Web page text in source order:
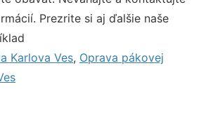
Prezrite si aj ďalšie naše
Karlova Ves, Oprava pákovej